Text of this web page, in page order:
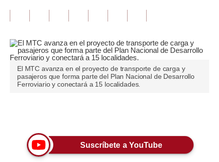
Inmobiliarias
Plus G
Opinión
Editorial
Tendencias
Lujo
El MTC avanza en el proyecto de transporte de carga y
pasajeros que forma parte del Plan Nacional de Desarrollo
Ferroviario y conectará a 15 localidades.
Suscríbete a YouTube